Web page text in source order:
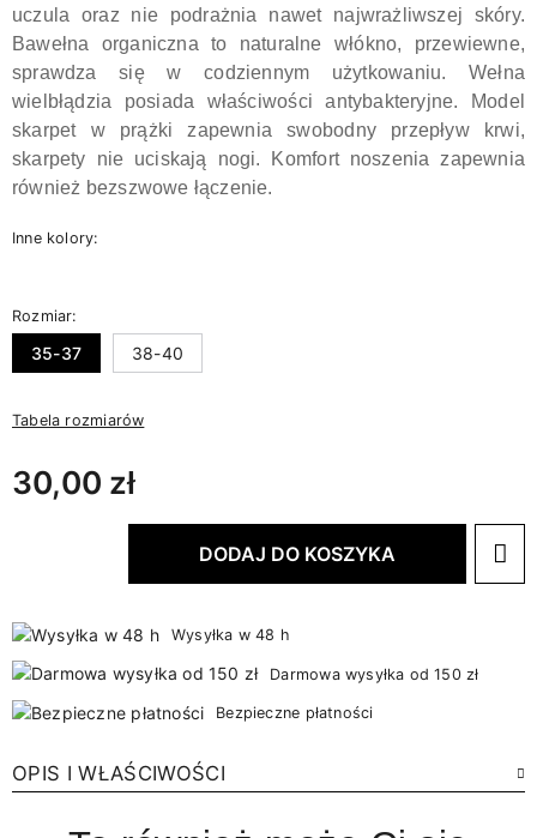
uczula oraz nie podrażnia nawet najwrażliwszej skóry.
Bawełna organiczna to naturalne włókno, przewiewne,
sprawdza się w codziennym użytkowaniu. Wełna
wielbłądzia posiada właściwości antybakteryjne. Model
skarpet w prążki zapewnia swobodny przepływ krwi,
skarpety nie uciskają nogi. Komfort noszenia zapewnia
również bezszwowe łączenie.
Inne kolory:
Rozmiar:
35-37 38-40
Tabela rozmiarów
30,00 zł
DODAJ DO KOSZYKA
Wysyłka w 48 h
Darmowa wysyłka od 150 zł
Bezpieczne płatności
OPIS I WŁAŚCIWOŚCI